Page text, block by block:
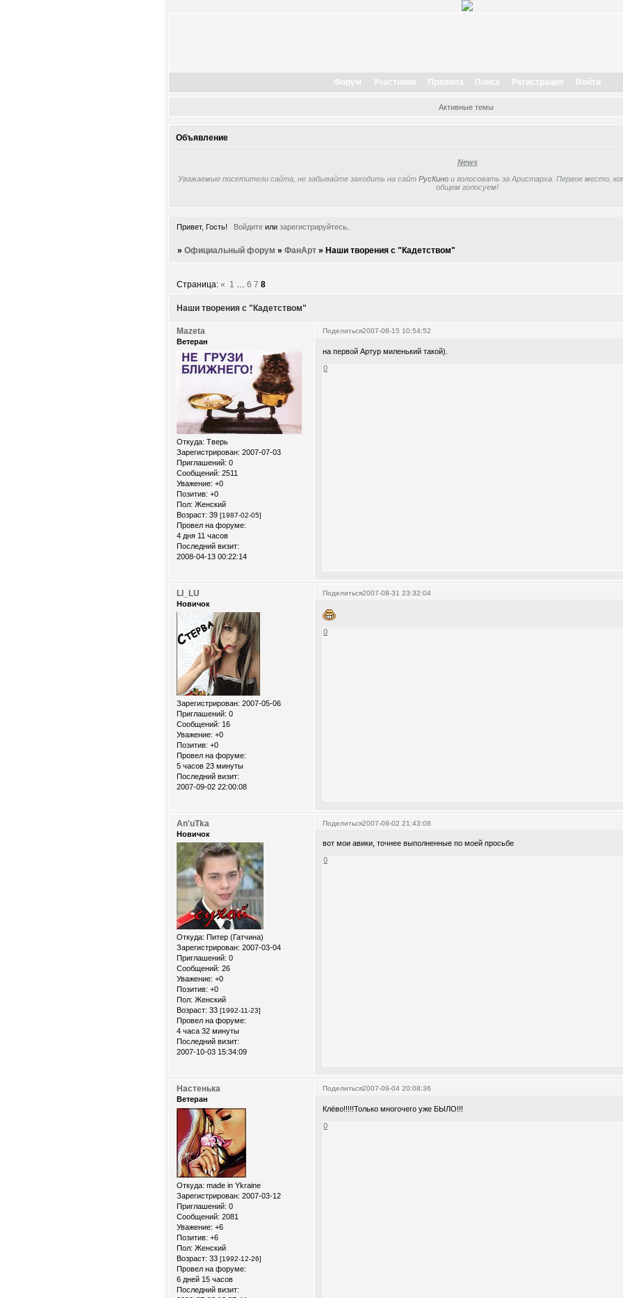
Форум Участники Правила Поиск Регистрация Войти
Активные темы
Объявление
News
Уважаемые посетители сайта, не забывайте заходить на сайт РусКино и голосовать за Аристарха. Первое место,
общем голосуем!
Привет, Гость! Войдитеили зарегистрируйтесь.
»Официальный форум »ФанАрт »Наши творения с "Кадетством"
Наши творения с "Кадетством"
Страница:« 1 … 6 7 8
Поделиться2007-08-15 10:54:52
Mazeta
Ветеран
Откуда: Тверь
Зарегистрирован: 2007-07-03
Приглашений: 0
Сообщений: 2511
Уважение: +0
Позитив: +0
Пол: Женский
Возраст: 39 [1987-02-05]
Провел на форуме:
4 дня 11 часов
Последний визит:
2008-04-13 00:22:14
на первой Артур миленький такой).
0
Поделиться2007-08-31 23:32:04
LI_LU
Новичок
Зарегистрирован: 2007-05-06
Приглашений: 0
Сообщений: 16
Уважение: +0
Позитив: +0
Провел на форуме:
5 часов 23 минуты
Последний визит:
2007-09-02 22:00:08
0
Поделиться2007-09-02 21:43:08
An'uTka
Новичок
Откуда: Питер (Гатчина)
Зарегистрирован: 2007-03-04
Приглашений: 0
Сообщений: 26
Уважение: +0
Позитив: +0
Пол: Женский
Возраст: 33 [1992-11-23]
Провел на форуме:
4 часа 32 минуты
Последний визит:
2007-10-03 15:34:09
вот мои авики, точнее выполненные по моей просьбе
0
Поделиться2007-09-04 20:08:36
Настенька
Ветеран
Откуда: made in Ykraine
Зарегистрирован: 2007-03-12
Приглашений: 0
Сообщений: 2081
Уважение: +6
Позитив: +6
Пол: Женский
Возраст: 33 [1992-12-26]
Провел на форуме:
6 дней 15 часов
Последний визит:
Клёво!!!!!Только многочего уже БЫЛО!!!
0